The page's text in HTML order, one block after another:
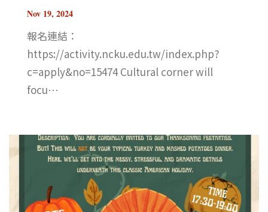
Nov 19, 2024
報名連結：
https://activity.ncku.edu.tw/index.php?
c=apply&no=15474 Cultural corner will
focu⋯